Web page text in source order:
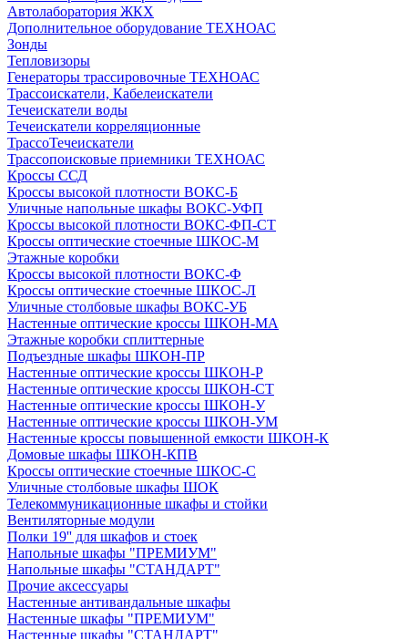
Автолаборатория ЖКХ
Дополнительное оборудование ТЕХНОАС
Зонды
Тепловизоры
Генераторы трассировочные ТЕХНОАС
Трассоискатели, Кабелеискатели
Течеискатели воды
Течеискатели корреляционные
ТрассоТечеискатели
Трассопоисковые приемники ТЕХНОАС
Кроссы ССД
Кроссы высокой плотности ВОКС-Б
Уличные напольные шкафы ВОКС-УФП
Кроссы высокой плотности ВОКС-ФП-СТ
Кроссы оптические стоечные ШКОС-М
Этажные коробки
Кроссы высокой плотности ВОКС-Ф
Кроссы оптические стоечные ШКОС-Л
Уличные столбовые шкафы ВОКС-УБ
Настенные оптические кроссы ШКОН-МА
Этажные коробки сплиттерные
Подъездные шкафы ШКОН-ПР
Настенные оптические кроссы ШКОН-Р
Настенные оптические кроссы ШКОН-СТ
Настенные оптические кроссы ШКОН-У
Настенные оптические кроссы ШКОН-УМ
Настенные кроссы повышенной емкости ШКОН-К
Домовые шкафы ШКОН-КПВ
Кроссы оптические стоечные ШКОС-С
Уличные столбовые шкафы ШОК
Телекоммуникационные шкафы и стойки
Вентиляторные модули
Полки 19'' для шкафов и стоек
Напольные шкафы "ПРЕМИУМ"
Напольные шкафы "СТАНДАРТ"
Прочие аксессуары
Настенные антивандальные шкафы
Настенные шкафы "ПРЕМИУМ"
Настенные шкафы "СТАНДАРТ"